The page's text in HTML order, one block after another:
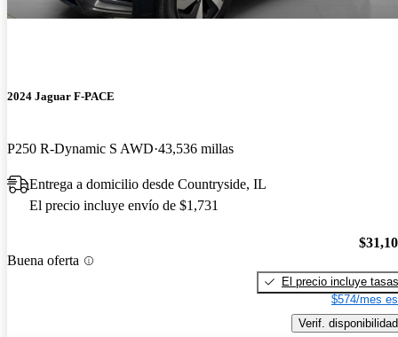
2024 Jaguar F-PACE
P250 R-Dynamic S AWD 43,536 millas
Entrega a domicilio desde Countryside, IL
El precio incluye envío de $1,731
Buena oferta
El precio incluye tasas
$574/mes
Verif. disponibilidad